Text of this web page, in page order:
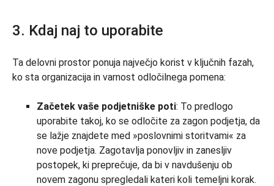
3. Kdaj naj to uporabite
Ta delovni prostor ponuja največjo korist v ključnih fazah,
ko sta organizacija in varnost odločilnega pomena:
Začetek vaše podjetniške poti: To predlogo
uporabite takoj, ko se odločite za zagon podjetja, da
se lažje znajdete med »poslovnimi storitvami« za
nove podjetja. Zagotavlja ponovljiv in zanesljiv
postopek, ki preprečuje, da bi v navdušenju ob
novem zagonu spregledali kateri koli temeljni korak.